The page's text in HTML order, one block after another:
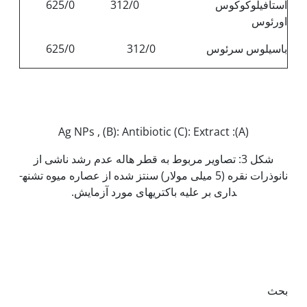
استافیلوکوکوس
اورئوس
312/0
625/0
باسیلوس سرئوس 312/0
625/0
(A): Ag NPs , (B): Antibiotic (C): Extract
شکل 3: تصاویر مربوط به قطر هاله عدم رشد ناشی از
نانوذرات نقره (5 میلی مولار) سنتز شده از عصاره میوه تشنه­
داری بر علیه باکتری­های مورد آزمایش.
بحث